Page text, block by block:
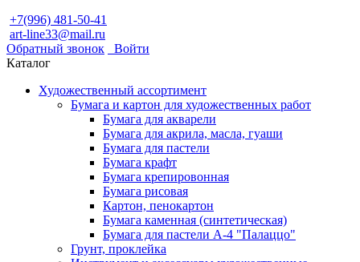
+7(996) 481-50-41
art-line33@mail.ru
Обратный звонок
Войти
Каталог
Художественный ассортимент
Бумага и картон для художественных работ
Бумага для акварели
Бумага для акрила, масла, гуаши
Бумага для пастели
Бумага крафт
Бумага крепировонная
Бумага рисовая
Картон, пенокартон
Бумага каменная (синтетическая)
Бумага для пастели А-4 "Палаццо"
Грунт, проклейка